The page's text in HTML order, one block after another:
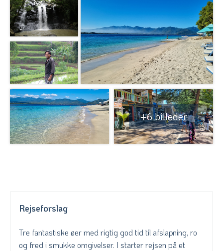
+6 billeder
Rejseforslag
Tre fantastiske øer med rigtig god tid til afslapning, ro
og fred i smukke omgivelser. I starter rejsen på et